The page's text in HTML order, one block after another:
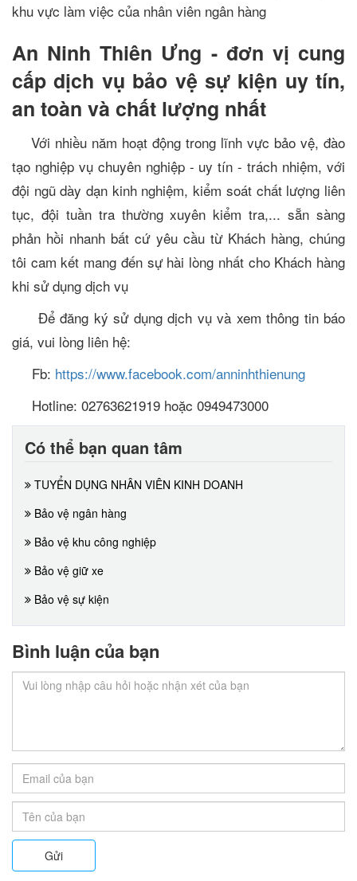
khu vực làm việc của nhân viên ngân hàng
An Ninh Thiên Ưng - đơn vị cung
cấp dịch vụ bảo vệ sự kiện uy tín,
an toàn và chất lượng nhất
Với nhiều năm hoạt động trong lĩnh vực bảo vệ, đào
tạo nghiệp vụ chuyên nghiệp - uy tín - trách nhiệm, với
đội ngũ dày dạn kinh nghiệm, kiểm soát chất lượng liên
tục, đội tuần tra thường xuyên kiểm tra,... sẵn sàng
phản hồi nhanh bất cứ yêu cầu từ Khách hàng, chúng
tôi cam kết mang đến sự hài lòng nhất cho Khách hàng
khi sử dụng dịch vụ
Để đăng ký sử dụng dịch vụ và xem thông tin báo
giá, vui lòng liên hệ:
Fb: https://www.facebook.com/anninhthienung
Hotline: 02763621919 hoặc 0949473000
Có thể bạn quan tâm
TUYỂN DỤNG NHÂN VIÊN KINH DOANH
Bảo vệ ngân hàng
Bảo vệ khu công nghiệp
Bảo vệ giữ xe
Bảo vệ sự kiện
Bình luận của bạn
Gửi